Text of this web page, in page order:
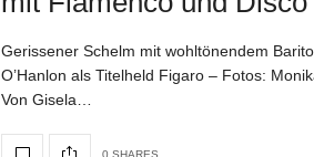
Gerissener Schelm mit wohltönendem
O’Hanlon als Titelheld Figaro – Fotos:
Von Gisela…
0 SHARES